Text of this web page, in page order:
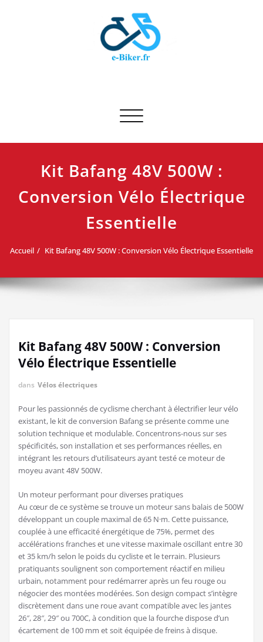
Afficher/masquer la navigation
Kit Bafang 48V 500W :
Conversion Vélo Électrique
Essentielle
Accueil Kit Bafang 48V 500W : Conversion Vélo Électrique Essentielle
Kit Bafang 48V 500W : Conversion
Vélo Électrique Essentielle
dans Vélos électriques
Pour les passionnés de cyclisme cherchant à électrifier leur vélo
existant, le kit de conversion Bafang se présente comme une
solution technique et modulable. Concentrons-nous sur ses
spécificités, son installation et ses performances réelles, en
intégrant les retours d’utilisateurs ayant testé ce moteur de
moyeu avant 48V 500W.
Un moteur performant pour diverses pratiques
Au cœur de ce système se trouve un moteur sans balais de 500W
développant un couple maximal de 65 N·m. Cette puissance,
couplée à une efficacité énergétique de 75%, permet des
accélérations franches et une vitesse maximale oscillant entre 30
et 35 km/h selon le poids du cycliste et le terrain. Plusieurs
pratiquants soulignent son comportement réactif en milieu
urbain, notamment pour redémarrer après un feu rouge ou
négocier des montées modérées. Son design compact s’intègre
discrètement dans une roue avant compatible avec les jantes
26″, 28″, 29″ ou 700C, à condition que la fourche dispose d’un
écartement de 100 mm et soit équipée de freins à disque.